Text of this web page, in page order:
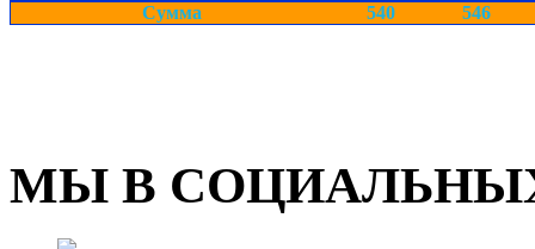
Сумма
540 546
МЫ В